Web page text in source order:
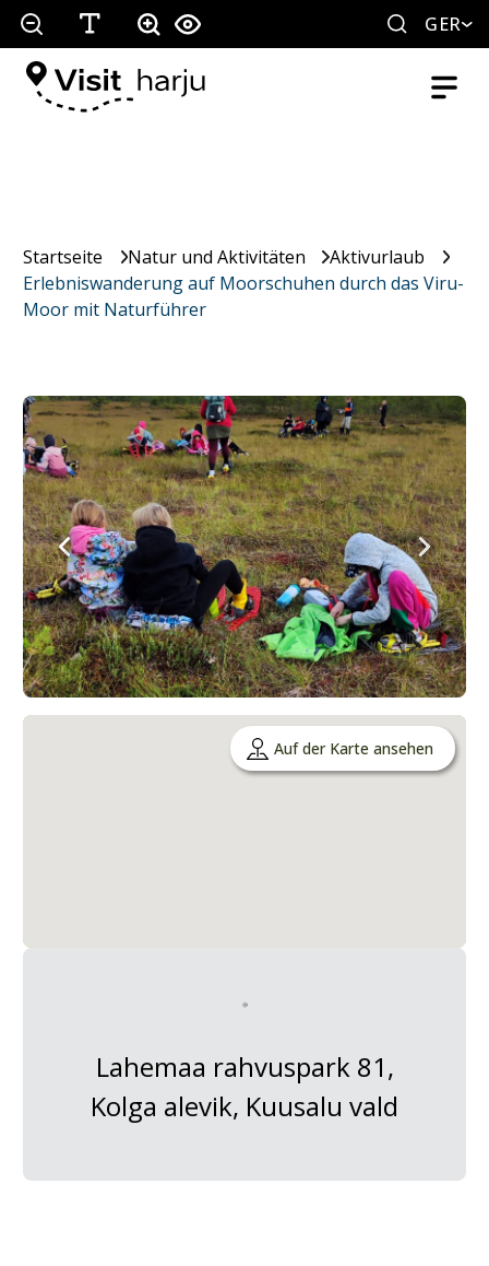
GER
Startseite Natur und Aktivitäten
Aktivurlaub
Erlebniswanderung auf Moorschuhen durch das Viru-
Moor mit Naturführer
Auf der Karte ansehen
Lahemaa rahvuspark 81,
Kolga alevik, Kuusalu vald